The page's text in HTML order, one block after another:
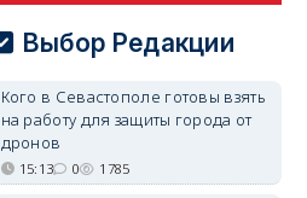
Выбор Редакции
Кого в Севастополе готовы взять
на работу для защиты города от
дронов
15:13 0 1785